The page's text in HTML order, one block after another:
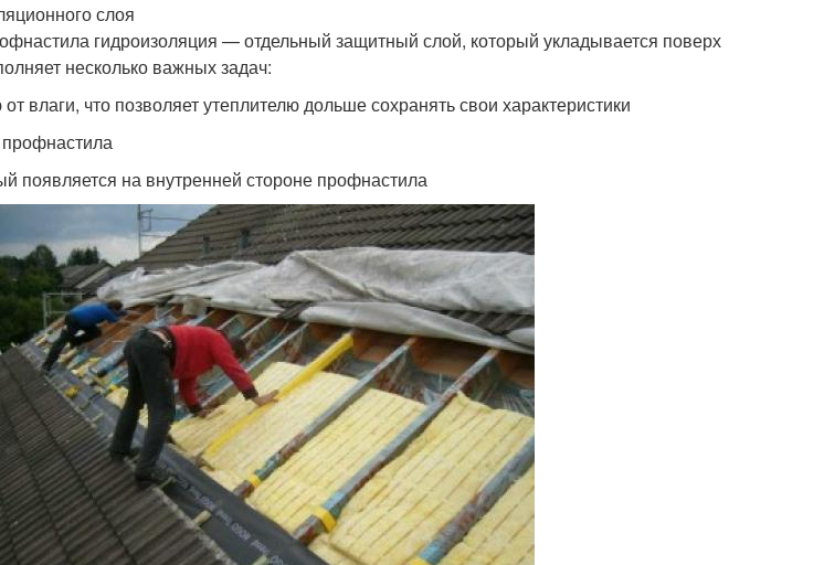
слоя
гидроизоляция — отдельный защитный слой, который укладывается поверх
несколько важных задач:
влаги, что позволяет утеплителю дольше сохранять свои характеристики
появляется на внутренней стороне профнастила